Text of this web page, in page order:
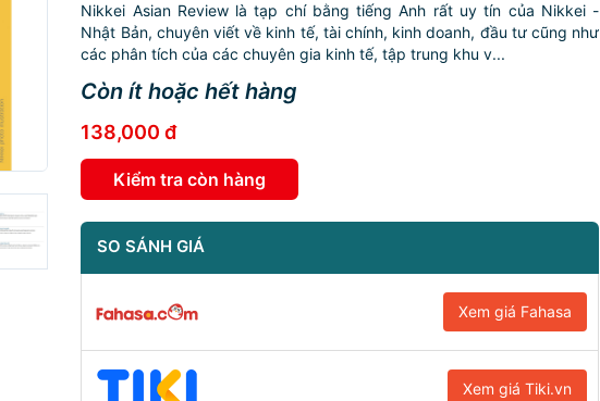
Nikkei Asian Review là tạp chí bằng tiếng Anh rất uy tín của Nikkei -
Nhật Bản, chuyên viết về kinh tế, tài chính, kinh doanh, đầu tư cũng như
các phân tích của các chuyên gia kinh tế, tập trung khu v...
Còn ít hoặc hết hàng
138,000 đ
Kiểm tra còn hàng
SO SÁNH GIÁ
Xem giá Fahasa
Xem giá Tiki.vn